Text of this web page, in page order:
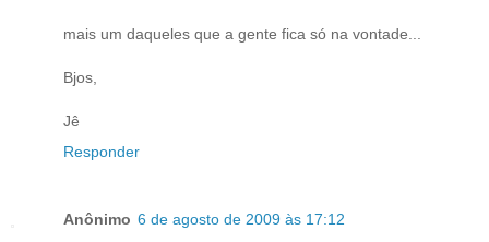
mais um daqueles que a gente fica só na vontade...
Bjos,
Jê
Responder
Anônimo 6 de agosto de 2009 às 17:12